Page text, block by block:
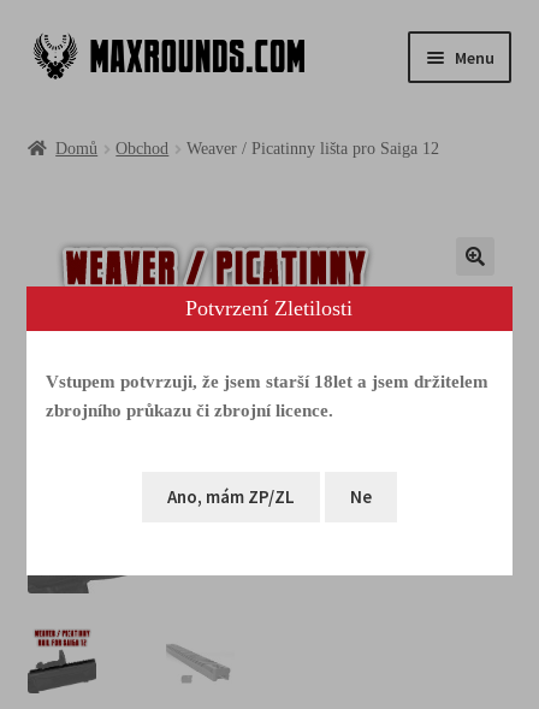
Menu
Videa
Domů Obchod Weaver / Picatinny lišta pro Saiga 12
Potvrzení Zletilosti
Vstupem potvrzuji, že jsem starší 18let a jsem držitelem
zbrojního průkazu či zbrojní licence.